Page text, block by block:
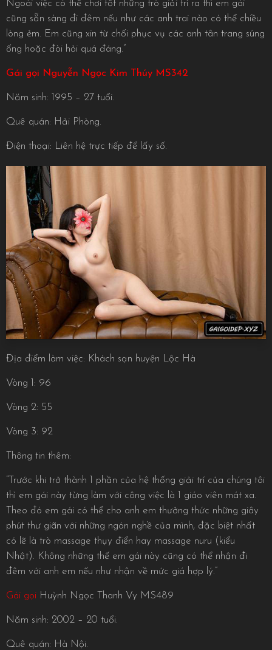
Ngoài việc có thể chơi tốt những trò giải trí ra thì em gái
cũng sẵn sàng đi đêm nếu như các anh trai nào có thể chiều
lòng ẻm. Em cũng xin từ chối phục vụ các anh tân trang súng
ống hoặc đòi hỏi quá đáng.”
Gái gọi Nguyễn Ngọc Kim Thúy MS342
Năm sinh: 1995 – 27 tuổi.
Quê quán: Hải Phòng.
Điện thoại: Liên hệ trực tiếp để lấy số.
Địa điểm làm việc: Khách sạn huyện Lộc Hà
Vòng 1: 96
Vòng 2: 55
Vòng 3: 92
Thông tin thêm:
“Trước khi trở thành 1 phần của hệ thống giải trí của chúng tôi
thì em gái này từng làm với công việc là 1 giáo viên mát xa.
Theo đó em gái có thể cho anh em thưởng thức những giây
phút thư giãn với những ngón nghề của mình, đặc biệt nhất
có lẽ là trò massage thụy điển hay massage nuru (kiểu
Nhật). Không những thế em gái này cũng có thể nhận đi
đêm với anh em nếu như nhận về mức giá hợp lý.”
Gái gọi Huỳnh Ngọc Thanh Vy MS489
Năm sinh: 2002 – 20 tuổi.
Quê quán: Hà Nội.